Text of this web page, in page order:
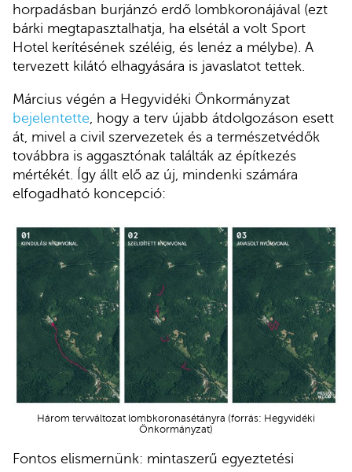
horpadásban burjánzó erdő lombkoronájával (ezt
bárki megtapasztalhatja, ha elsétál a volt Sport
Hotel kerítésének széléig, és lenéz a mélybe). A
tervezett kilátó elhagyására is javaslatot tettek.
Március végén a Hegyvidéki Önkormányzat
bejelentette , hogy a terv újabb átdolgozáson esett
át, mivel a civil szervezetek és a természetvédők
továbbra is aggasztónak találták az építkezés
mértékét. Így állt elő az új, mindenki számára
elfogadható koncepció:
Három tervváltozat lombkoronasétányra (forrás: Hegyvidéki
Önkormányzat)
Fontos elismernünk: mintaszerű egyeztetési